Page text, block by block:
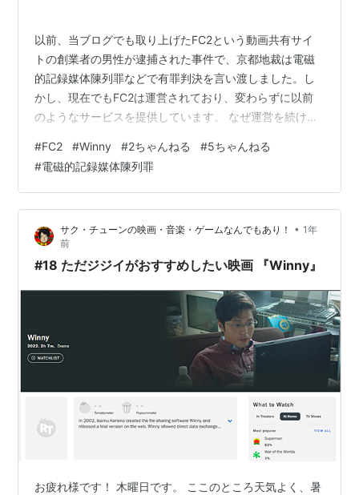
以前、当ブログでも取り上げたFC2という動画共有サイ
トの創業者の男性が逮捕された事件で、京都地裁は電磁
的記録媒体陳列罪などで有罪判決を言い渡しました。し
かし、現在でもFC2は運営されており、変わらずに以前
のようなサービスを提供しています。 なぜ運営を続けら
が低迷している原因も見えてくるのではないか。そんな
切り口でこのFC2事件を見ていきましょう。 FC2とは何
か FC2は、動画や生放送の配信ができるYoutubeのよう
なサイトです。ただし、Youtubeよりも利用規約が緩
く、成人向けの内容も許可しています。成人向けの動画
を配信したい利用者は身分…
#FC2 #Winny #2ちゃんねる #5ちゃんねる
#電磁的記録媒体陳列罪
サク・チューンの映画・音楽・ゲームなんでもあり！ • 1年
前
#18 ただジジイがおすすめしたい映画 『Winny』
お疲れ様です！ 木曜日です。 ここのところ天気よく、暑